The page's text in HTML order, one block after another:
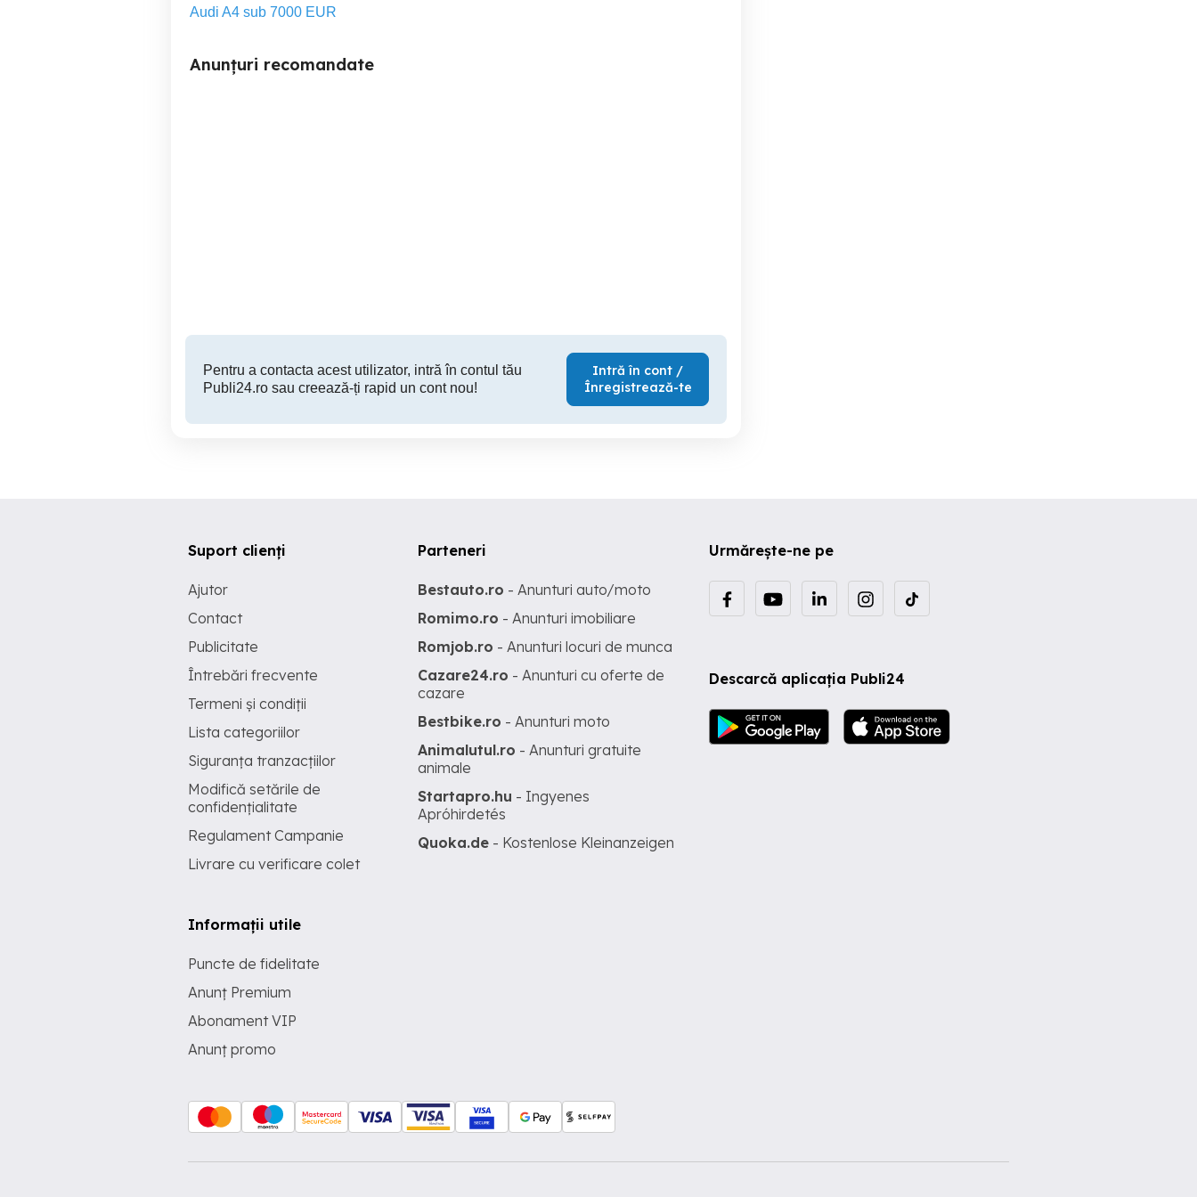
Audi A4 sub 7000 EUR
Anunțuri recomandate
Pentru a contacta acest utilizator, intră în contul tău
Publi24.ro sau creează-ți rapid un cont nou!
Intră în cont /
Înregistrează-te
Urmărește-ne pe
Descarcă aplicația Publi24
Suport clienți
Ajutor
Contact
Publicitate
Întrebări frecvente
Termeni și condiții
Lista categoriilor
Siguranța tranzacțiilor
Modifică setările de
confidențialitate
Regulament Campanie
Livrare cu verificare colet
Informații utile
Puncte de fidelitate
Anunț Premium
Abonament VIP
Anunț promo
Parteneri
Bestauto.ro - Anunturi auto/moto
Romimo.ro - Anunturi imobiliare
Romjob.ro - Anunturi locuri de munca
Cazare24.ro - Anunturi cu oferte de
cazare
Bestbike.ro - Anunturi moto
Animalutul.ro - Anunturi gratuite
animale
Startapro.hu - Ingyenes
Apróhirdetés
Quoka.de - Kostenlose Kleinanzeigen